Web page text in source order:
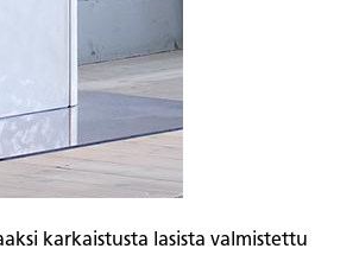
karkaistusta lasista valmistettu